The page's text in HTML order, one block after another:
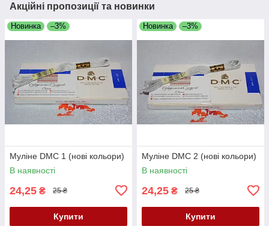
Акційні пропозиції та новинки
Новинка –3%
Муліне DMC 1 (нові кольори)
В наявності
24,25 ₴ 25 ₴
Купити
Новинка –3%
Муліне DMC 2 (нові кольори)
В наявності
24,25 ₴ 25 ₴
Купити